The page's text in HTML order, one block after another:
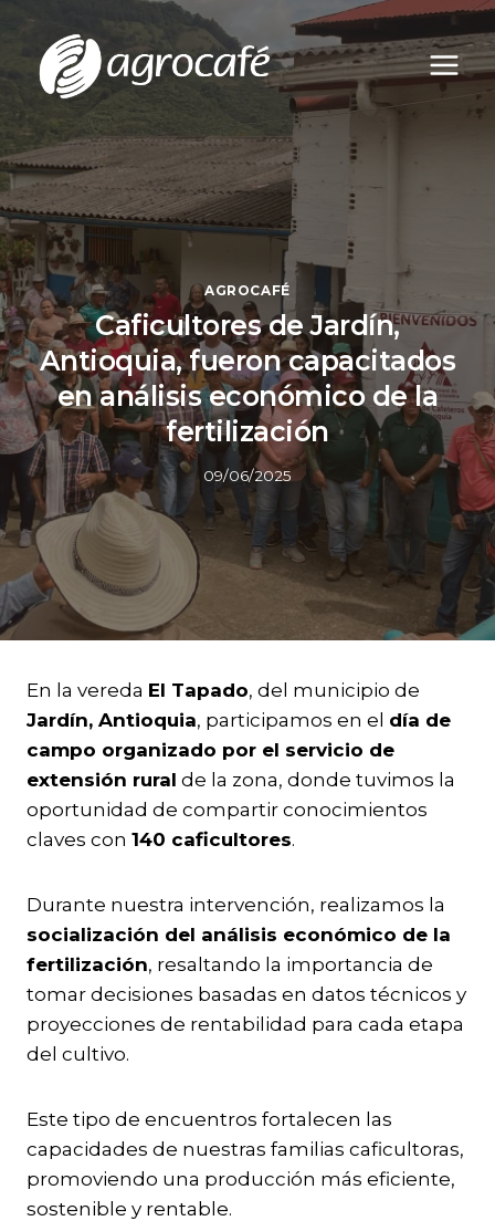
contenido
AGROCAFÉ
Caficultores de Jardín,
Antioquia, fueron capacitados
en análisis económico de la
fertilización
09/06/2025
En la vereda El Tapado, del municipio de
Jardín, Antioquia, participamos en el día de
campo organizado por el servicio de
extensión rural de la zona, donde tuvimos la
oportunidad de compartir conocimientos
claves con 140 caficultores.
Durante nuestra intervención, realizamos la
socialización del análisis económico de la
fertilización, resaltando la importancia de
tomar decisiones basadas en datos técnicos y
proyecciones de rentabilidad para cada etapa
del cultivo.
Este tipo de encuentros fortalecen las
capacidades de nuestras familias caficultoras,
promoviendo una producción más eficiente,
sostenible y rentable.